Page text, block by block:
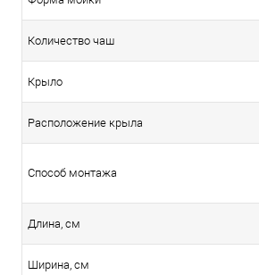
Количество чаш
Крыло
Расположение крыла
Способ монтажа
Длина, см
Ширина, см